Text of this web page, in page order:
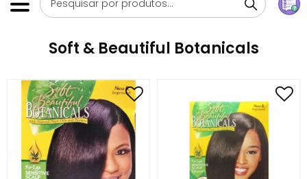
Soft & Beautiful Botanicals